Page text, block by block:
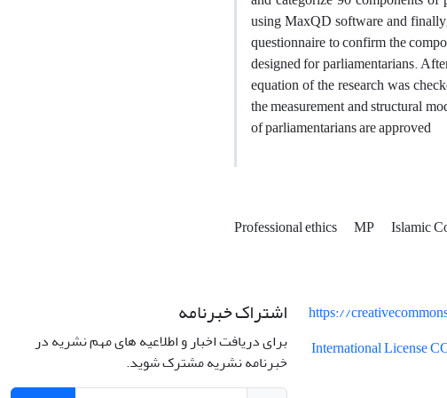
using MaxQD software and
questionnaire to confirm the
designed for parliamentarians.
equation of the research was
the measurement and structural
of parliamentarians are approved
Professional ethics MP Islamic
https://
International License
اشتراک خبرنامه
برای دریافت اخبار و اطلاعیه های مهم نشریه در
خبرنامه نشریه مشترک شوید.